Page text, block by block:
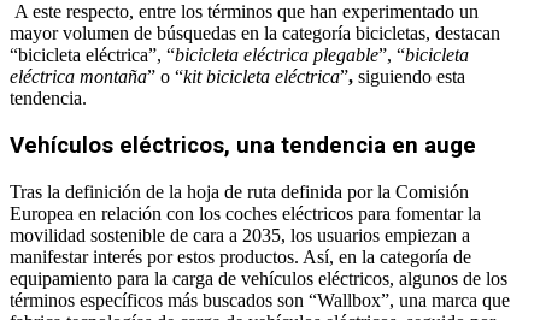
A este respecto, entre los términos que han experimentado un
mayor volumen de búsquedas en la categoría bicicletas, destacan
“bicicleta eléctrica”, “bicicleta eléctrica plegable”, “bicicleta
eléctrica montaña” o “kit bicicleta eléctrica”, siguiendo esta
tendencia.
Vehículos eléctricos, una tendencia en auge
Tras la definición de la hoja de ruta definida por la Comisión
Europea en relación con los coches eléctricos para fomentar la
movilidad sostenible de cara a 2035, los usuarios empiezan a
manifestar interés por estos productos. Así, en la categoría de
equipamiento para la carga de vehículos eléctricos, algunos de los
términos específicos más buscados son “Wallbox”, una marca que